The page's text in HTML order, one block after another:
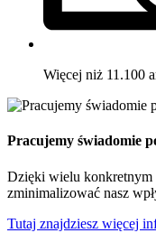
Więcej niż 11.100
Pracujemy świadomie
Dzięki wielu konkretnym
zminimalizować nasz
Tutaj znajdziesz więcej